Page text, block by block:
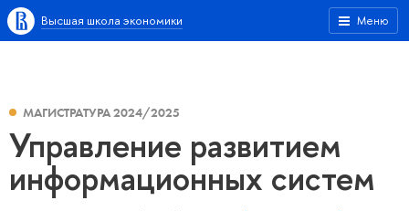
Меню
Высшая школа экономики
МАГИСТРАТУРА 2024/2025
Управление развитием
информационных систем